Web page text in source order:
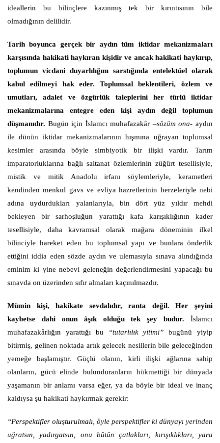
ideallerin bu bilinçlere kazınmış tek bir kırıntısının bile
olmadığının delilidir.
Tarih boyunca gerçek bir aydın tüm iktidar mekanizmaları
karşısında hakikati haykıran kişidir ve ancak hakikati haykırıp,
toplumun vicdani duyarlılığını sarstığında entelektüel olarak
kabul edilmeyi hak eder. Toplumsal beklentileri, özlem ve
umutları, adalet ve özgürlük taleplerini her türlü iktidar
mekanizmalarına entegre eden kişi aydın değil toplumun
düşmanıdır. Bugün için İslamcı muhafazakâr –sözüm ona- aydın
ile dünün iktidar mekanizmalarının hışmına uğrayan toplumsal
kesimler arasında böyle simbiyotik bir ilişki vardır. Tarım
imparatorluklarına bağlı saltanat özlemlerinin züğürt tesellisiyle,
mistik ve mitik Anadolu irfanı söylemleriyle, kerametleri
kendinden menkul gavs ve evliya hazretlerinin herzeleriyle nebi
adına uydurdukları yalanlarıyla, bin dört yüz yıldır mehdi
bekleyen bir sarhoşluğun yarattığı kafa karışıklığının kader
tesellisiyle, daha kavramsal olarak mağara döneminin ilkel
bilinciyle hareket eden bu toplumsal yapı ve bunlara önderlik
ettiğini iddia eden sözde aydın ve ulemasıyla sınava alındığında
eminim ki yine nebevi geleneğin değerlendirmesini yapacağı bu
sınavda on üzerinden sıfır almaları kaçınılmazdır.
Mümin kişi, hakikate sevdalıdır, ranta değil. Her şeyini
kaybetse dahi onun âşık olduğu tek şey budur. İslamcı
muhafazakârlığın yarattığı bu
“tutarlılık yitimi” bugünü yiyip
bitirmiş, gelinen noktada artık gelecek nesillerin bile geleceğinden
yemeğe başlamıştır. Güçlü olanın, kirli ilişki ağlarına sahip
olanların, gücü elinde bulunduranların hükmettiği bir dünyada
yaşamanın bir anlamı varsa eğer, ya da böyle bir ideal ve inanç
kaldıysa şu hakikati haykırmak gerekir:
“Perspektifler oluşturulmalı, öyle perspektifler ki dünyayı yerinden
uğratsın, yadırgatsın, onu bütün çatlakları, kırışıklıkları, yara